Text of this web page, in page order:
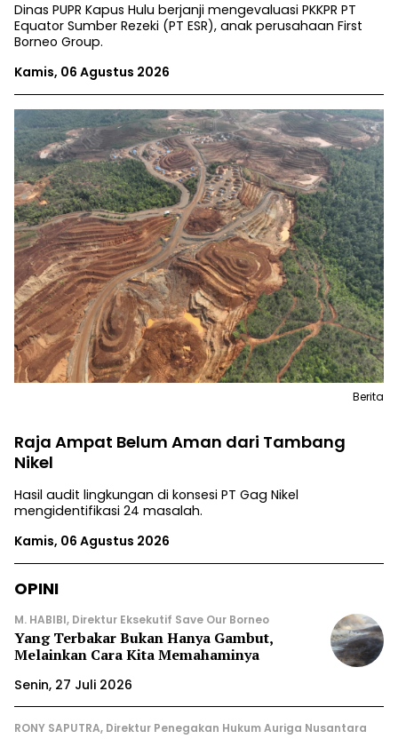
Dinas PUPR Kapus Hulu berjanji mengevaluasi PKKPR PT
Equator Sumber Rezeki (PT ESR), anak perusahaan First
Borneo Group.
Kamis, 06 Agustus 2026
Raja Ampat Belum Aman dari Tambang
Nikel
Hasil audit lingkungan di konsesi PT Gag Nikel
mengidentifikasi 24 masalah.
Kamis, 06 Agustus 2026
Berita
OPINI
M. HABIBI, Direktur Eksekutif Save Our Borneo
Yang Terbakar Bukan Hanya Gambut,
Melainkan Cara Kita Memahaminya
Senin, 27 Juli 2026
RONY SAPUTRA, Direktur Penegakan Hukum Auriga Nusantara